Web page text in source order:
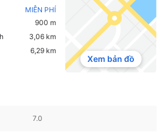
MIỄN PHÍ
900 m
3,06 km
6,29 km
Xem bản đồ
7.0